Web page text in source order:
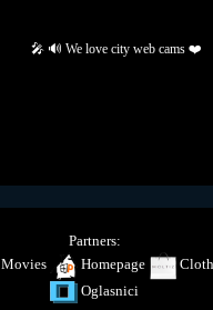
🎤 🔊 We love city web cams ❤️
Partners:
Movies Homepage
Oglasnici